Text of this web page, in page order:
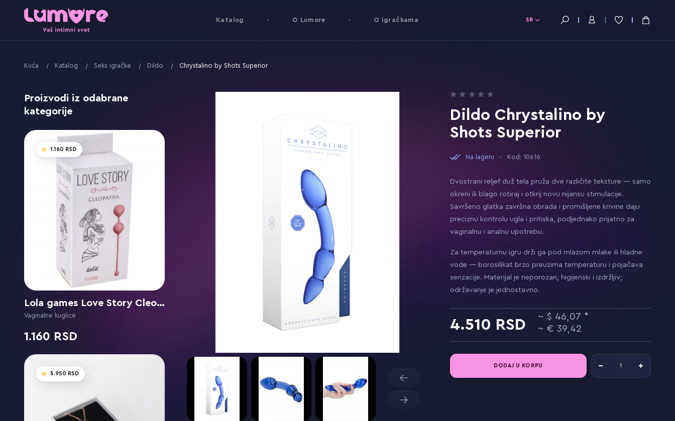
Katalog O Lumore O igračkama SR
Kuća Katalog Seks igračke Dildo Chrystalino by Shots Superior
Proizvodi iz odabrane
kategorije
1.160
Lola games Love Story Cleopatra Tea Rose
Vaginalne kuglice
1.160
5.950
Dildo Chrystalino by
Shots Superior
Na lageru Kod: 10616
Dvostrani reljef duž tela pruža dve različite teksture — samo
okreni ili blago rotiraj i otkrij novu nijansu stimulacije.
Savršeno glatka završna obrada i promišljene krivine daju
preciznu kontrolu ugla i pritiska, podjednako prijatno za
vaginalnu i analnu upotrebu.
Za temperaturnu igru drži ga pod mlazom mlake ili hladne
vode — borosilikat brzo preuzima temperaturu i pojačava
senzacije. Materijal je neporozan, higijenski i izdržljiv;
održavanje je jednostavno.
4.510
46,07
39,42
DODAJ U KORPU